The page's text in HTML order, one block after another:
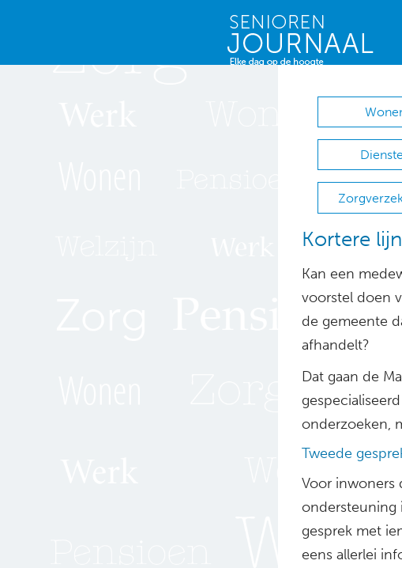
Kortere
Kan een
voorstel doen
de gemeente
afhandelt?
Dat gaan de
onderzoeken,
Tweede
Voor inwoners
ondersteuning
gesprek met
eens allerlei